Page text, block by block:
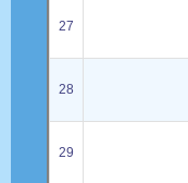
27
28
29